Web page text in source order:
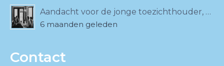
Aandacht voor de jonge toezichthouder, ook bij de VCTE!
6 maanden geleden
Contact